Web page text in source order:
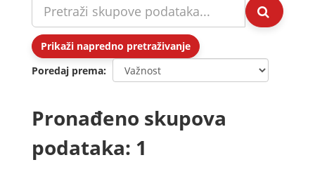
Prikaži napredno pretraživanje
Poredaj prema
Pronađeno skupova
podataka: 1